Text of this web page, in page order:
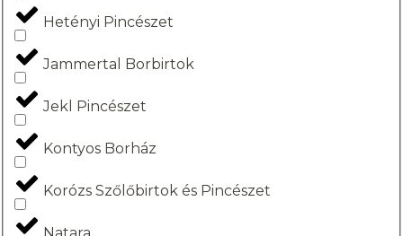
Hetényi Pincészet
Jammertal Borbirtok
Jekl Pincészet
Kontyos Borház
Korózs Szőlőbirtok és Pincészet
Natara